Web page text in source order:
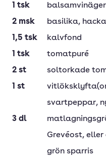
1 tsk
balsamvinäger
2 msk basilika,
1,5 tsk
kalvfond
1 tsk
tomatpuré
2 st
soltorkade
1 st
svartpeppar,
3 dl
Grevéost, eller
grön sparris